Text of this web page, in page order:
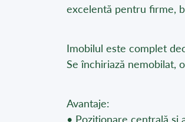
excelentă pentru firme,
Imobilul este complet
Se închiriază nemobilat,
Avantaje:
• Poziționare centrală și